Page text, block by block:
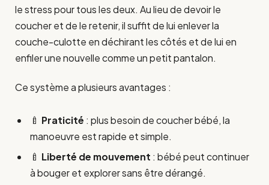
le stress pour tous les deux. Au lieu de devoir le
coucher et de le retenir, il suffit de lui enlever la
couche-culotte en déchirant les côtés et de lui en
enfiler une nouvelle comme un petit pantalon.
Ce système a plusieurs avantages :
🍼 Praticité : plus besoin de coucher bébé, la
manoeuvre est rapide et simple.
🍼 Liberté de mouvement : bébé peut continuer
à bouger et explorer sans être dérangé.